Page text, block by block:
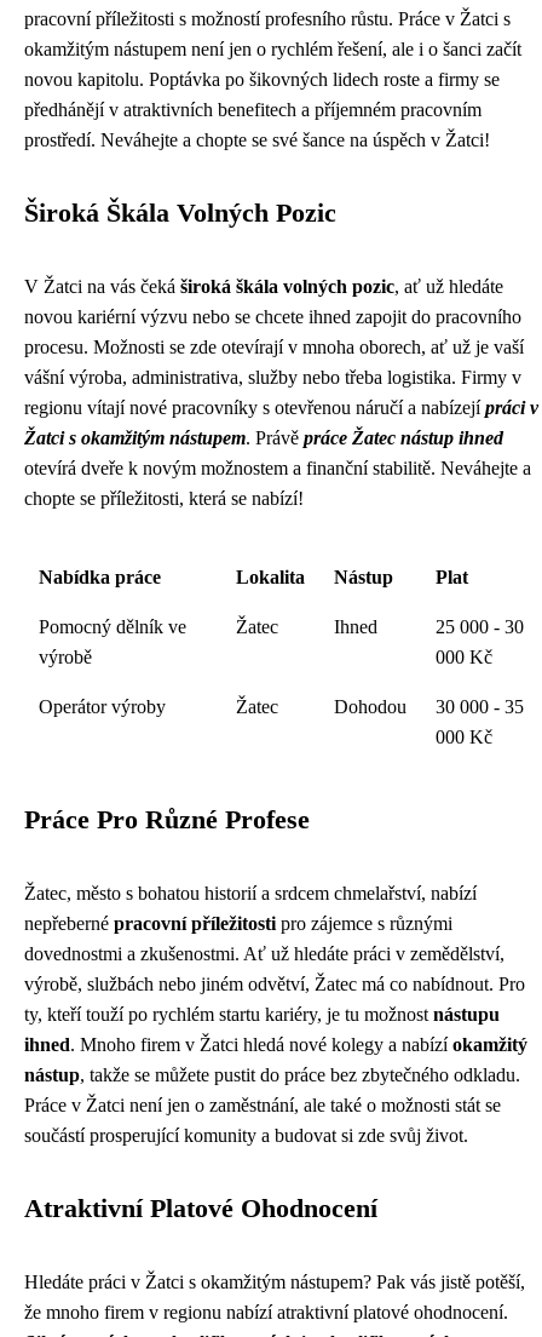
pracovní příležitosti s možností profesního růstu. Práce v Žatci s
okamžitým nástupem není jen o rychlém řešení, ale i o šanci začít
novou kapitolu. Poptávka po šikovných lidech roste a firmy se
předhánějí v atraktivních benefitech a příjemném pracovním
prostředí. Neváhejte a chopte se své šance na úspěch v Žatci!
Široká Škála Volných Pozic
V Žatci na vás čeká široká škála volných pozic, ať už hledáte
novou kariérní výzvu nebo se chcete ihned zapojit do pracovního
procesu. Možnosti se zde otevírají v mnoha oborech, ať už je vaší
vášní výroba, administrativa, služby nebo třeba logistika. Firmy v
regionu vítají nové pracovníky s otevřenou náručí a nabízejípráci v
Žatci s okamžitým nástupem. Právě práce Žatec nástup ihned
otevírá dveře k novým možnostem a finanční stabilitě. Neváhejte a
chopte se příležitosti, která se nabízí!
Nabídka práce Lokalita Nástup Plat
Pomocný dělník ve
výrobě
Žatec Ihned
25 000 - 30
000 Kč
Operátor výroby Žatec Dohodou
30 000 - 35
000 Kč
Práce Pro Různé Profese
Žatec, město s bohatou historií a srdcem chmelařství, nabízí
nepřeberné pracovní příležitosti pro zájemce s různými
dovednostmi a zkušenostmi. Ať už hledáte práci v zemědělství,
výrobě, službách nebo jiném odvětví, Žatec má co nabídnout. Pro
ty, kteří touží po rychlém startu kariéry, je tu možnost nástupu
ihned. Mnoho firem v Žatci hledá nové kolegy a nabízíokamžitý
nástup, takže se můžete pustit do práce bez zbytečného odkladu.
Práce v Žatci není jen o zaměstnání, ale také o možnosti stát se
součástí prosperující komunity a budovat si zde svůj život.
Atraktivní Platové Ohodnocení
Hledáte práci v Žatci s okamžitým nástupem? Pak vás jistě potěší,
že mnoho firem v regionu nabízí atraktivní platové ohodnocení.